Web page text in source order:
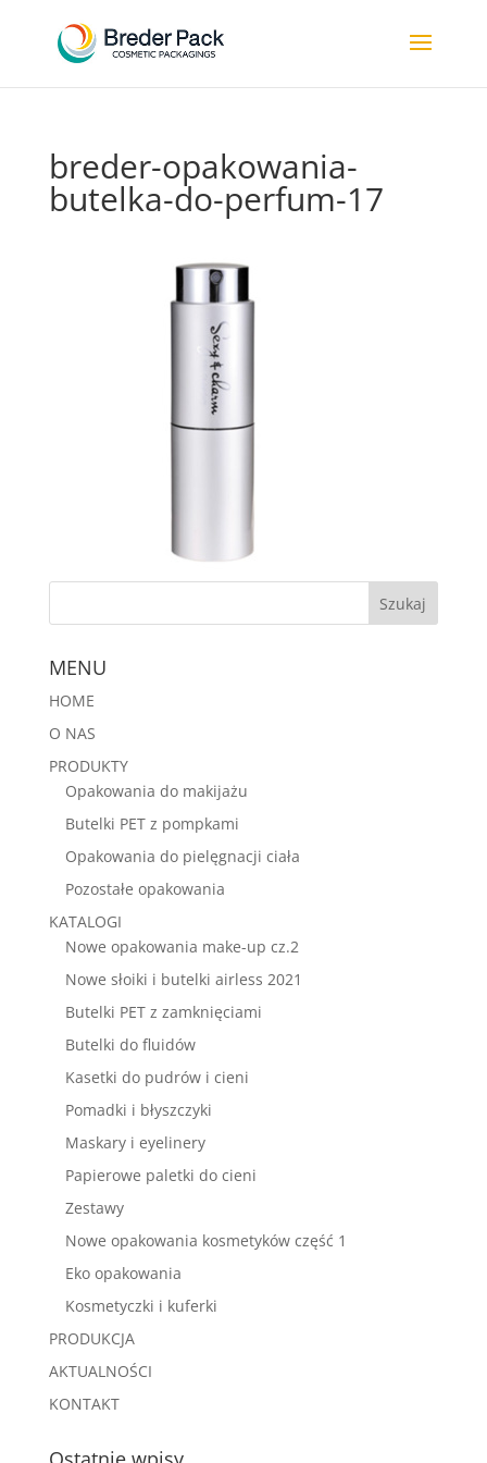
breder-opakowania-
butelka-do-perfum-17
MENU
HOME
O NAS
PRODUKTY
Opakowania do makijażu
Butelki PET z pompkami
Opakowania do pielęgnacji ciała
Pozostałe opakowania
KATALOGI
Nowe opakowania make-up cz.2
Nowe słoiki i butelki airless 2021
Butelki PET z zamknięciami
Butelki do fluidów
Kasetki do pudrów i cieni
Pomadki i błyszczyki
Maskary i eyelinery
Papierowe paletki do cieni
Zestawy
Nowe opakowania kosmetyków część 1
Eko opakowania
Kosmetyczki i kuferki
PRODUKCJA
AKTUALNOŚCI
KONTAKT